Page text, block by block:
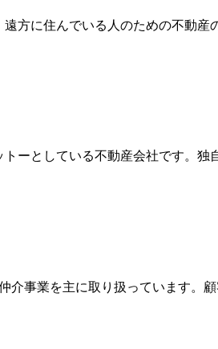
方に住んでいる人のための不動産
ーとしている不動産会社です。独
事業を主に取り扱っています。